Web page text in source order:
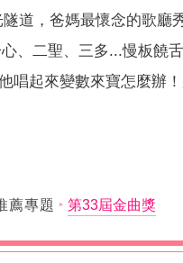
道，爸媽最懷念的歌
、二聖、三多...慢板饒
唱起來變數來寶怎麼辦
薦專題 第33屆金曲獎